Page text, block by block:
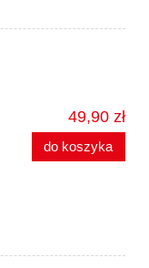
49,90 zł
do koszyka